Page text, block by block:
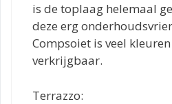
is de toplaag helemaal
deze erg
Compsoiet is veel
verkrijgbaar.
Terrazzo: